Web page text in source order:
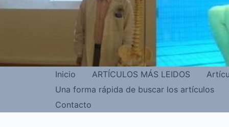
Inicio ARTÍCULOS MÁS LEIDOS
Una forma rápida de buscar los artículos
Contacto